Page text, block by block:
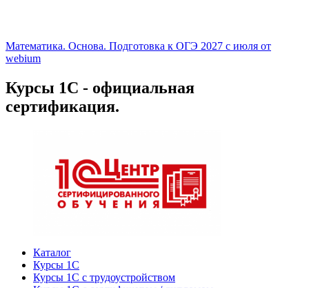
Математика. Основа. Подготовка к ОГЭ 2027 с июля от
webium
Курсы 1С - официальная
сертификация.
Каталог
Курсы 1С
Курсы 1С с трудоустройством